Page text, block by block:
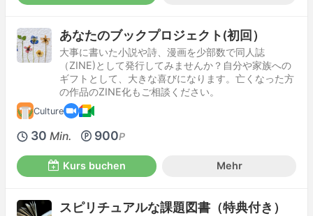
あなたのブックプロジェクト(初回）
大事に書いた小説や詩、漫画を少部数で同人誌
（ZINE)として発行してみませんか？自分や家族への
ギフトとして、大きな喜びになります。亡くなった方
の作品のZINE化もご相談ください。
Culture
30 Min. 900P
Kurs buchen Mehr
スピリチュアルな課題図書（特典付き）